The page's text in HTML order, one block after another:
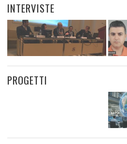
INTERVISTE
PROGETTI